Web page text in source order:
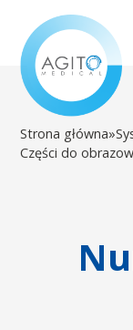
Strona główna»
Części do